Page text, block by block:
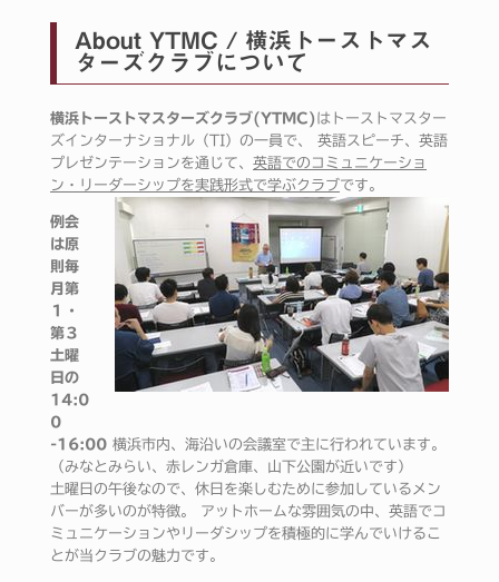
About YTMC / 横浜トーストマス
ターズクラブについて
横浜トーストマスターズクラブ(YTMC) はトーストマスター
ズインターナショナル（TI）の一員で、 英語スピーチ、英語
プレゼンテーションを通じて、 英語でのコミュニケーショ
ン・リーダーシップを実践形式で学ぶクラブです。
例会
は原
則毎
月第
１・
第３
土曜
日の
14:0
0
-16:00 横浜市内、海沿いの会議室で主に行われています。
（みなとみらい、赤レンガ倉庫、山下公園が近いです）
土曜日の午後なので、休日を楽しむために参加しているメン
バーが多いのが特徴。 アットホームな雰囲気の中、英語でコ
ミュニケーションやリーダシップを積極的に学んでいけるこ
とが当クラブの魅力です。